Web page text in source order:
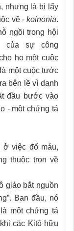
nhưng là bị lấy
về - koinōnia.
ngồi trong hội
của sự công
họ một cuộc
một cuộc tước
bên lề vì danh
đầu bước vào
- một chứng tá
ở việc đổ máu,
thuộc trọn về
giáo bắt nguồn
Ban đầu, nó
một chứng tá
các Kitô hữu